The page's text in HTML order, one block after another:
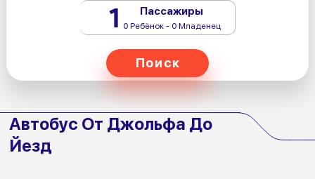
1 Пассажиры
0 Ребёнок - 0 Младенец
Поиск
Автобус От Джольфа До
Йезд